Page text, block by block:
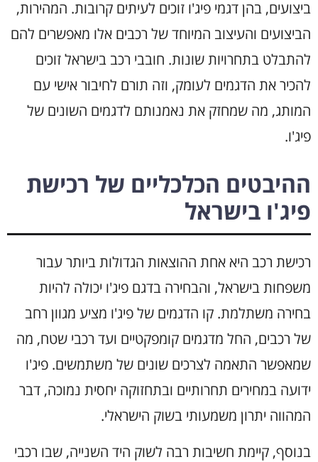
ביצועים, בהן דגמי פיג'ו זוכים לעיתים קרובות. המהירות,
הביצועים והעיצוב המיוחד של רכבים אלו מאפשרים להם
להתבלט בתחרויות שונות. חובבי רכב בישראל זוכים
להכיר את הדגמים לעומק, וזה תורם לחיבור אישי עם
המותג, מה שמחזק את נאמנותם לדגמים השונים של
פיג'ו.
ההיבטים הכלכליים של רכישת
פיג'ו בישראל
רכישת רכב היא אחת ההוצאות הגדולות ביותר עבור
משפחות בישראל, והבחירה בדגם פיג'ו יכולה להיות
בחירה משתלמת. קו הדגמים של פיג'ו מציע מגוון רחב
של רכבים, החל מדגמים קומפקטיים ועד רכבי שטח, מה
שמאפשר התאמה לצרכים שונים של משתמשים. פיג'ו
ידועה במחירים תחרותיים ובתחזוקה יחסית נמוכה, דבר
המהווה יתרון משמעותי בשוק הישראלי.
בנוסף, קיימת חשיבות רבה לשוק היד השנייה, שבו רכבי